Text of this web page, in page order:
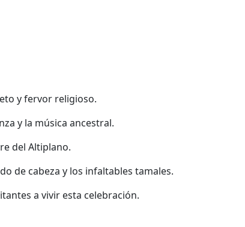
y fervor religioso.
y la música ancestral.
del Altiplano.
de cabeza y los infaltables tamales.
a vivir esta celebración.